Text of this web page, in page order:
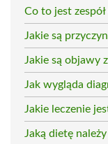
Co to jest
Jakie są
Jakie są objawy
Jak wygląda
Jakie leczenie
Jaką dietę